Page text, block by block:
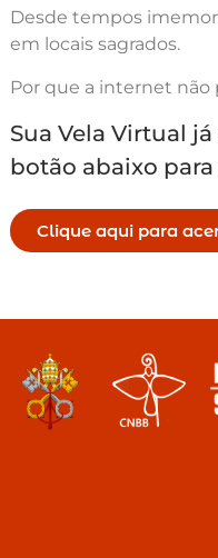
Desde tempos
em locais sagrados.
Por que a internet não
Sua Vela Virtual
botão abaixo
Clique aqui para